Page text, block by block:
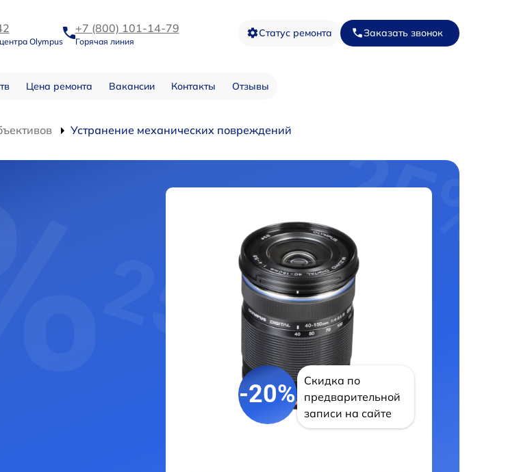
Olympus
+7 (800) 101-14-79
Горячая линия
Статус ремонта Заказать звонок
Цена ремонта Вакансии Контакты Отзывы
Устранение механических повреждений
-20%
Скидка по
предварительной
записи на сайте